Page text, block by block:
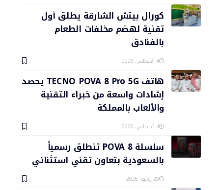
كورال بيتش الشارقة يطلق أول
تقنية لهضم مخلفات الطعام
بالفنادق
4 أغسطس، 2026
هاتف TECNO POVA 8 Pro 5G يحصد
إشادات واسعة من خبراء التقنية
والألعاب بالمملكة
4 أغسطس، 2026
سلسلة POVA 8 تنطلق رسمياً
بالسعودية بتعاون تقني استثنائي
29 يوليو، 2026